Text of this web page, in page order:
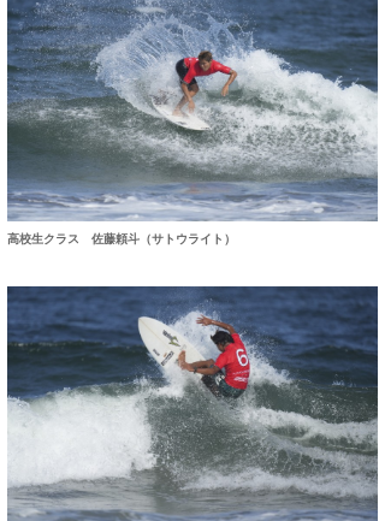
高校生クラス 佐藤頼斗（サトウライト）
NOBUFUKU
大野”MAR”修聖
喜納海人
G◎Da
H
KID
KOBU
KY
mitz
OYZ
S.K
VAGY